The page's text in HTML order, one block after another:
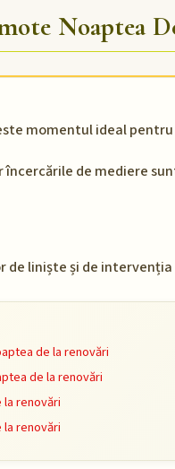
Noaptea
momentul ideal
de mediere
de liniște și de
de la renovări
de la renovări
la renovări
la renovări